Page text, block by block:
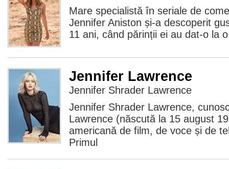
Mare specialistă în seriale de
Jennifer Aniston și-a descoperit
11 ani, când părinții ei au dat-o la o
Jennifer Lawrence
Jennifer Shrader Lawrence
Jennifer Shrader Lawrence,
Lawrence (născută la 15 august
americană de film, de voce și de
Primul